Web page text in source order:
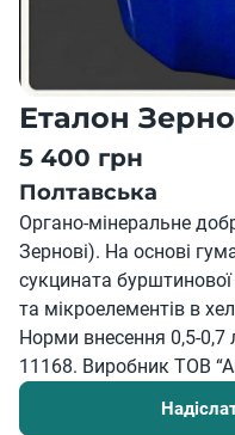
Еталон
5 400 грн
Полтавська
Органо-мінеральне
Зернові). На основі
сукцината
та мікроелементів в
Норми внесення 0,5-0,7
11168. Виробник ТОВ